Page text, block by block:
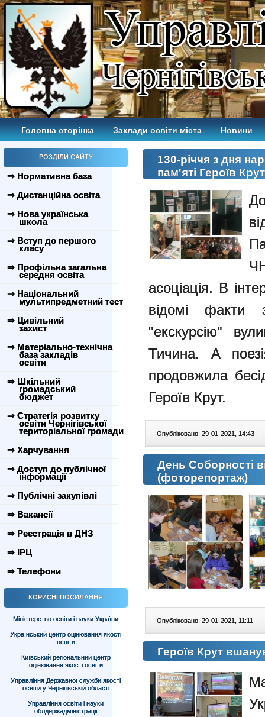
Головна сторінка Заклади освіти міста Новини
РОЗДІЛИ САЙТУ
⇒ Нормативна база
⇒ Дистанційна освіта
⇒ Нова українська
школа
⇒ Вступ до першого
класу
⇒ Профільна загальна
середня освіта
⇒ Національний
мультипредметний тест
⇒ Цивільний
захист
⇒ Матеріально-технічна
база закладів
освіти
⇒ Шкільний
громадський
бюджет
⇒ Стратегія розвитку
освіти Чернігівської
територіальної громади
⇒ Харчування
⇒ Доступ до публічної
інформації
⇒ Публічні закупівлі
⇒ Вакансії
⇒ Реєстрація в ДНЗ
⇒ ІРЦ
⇒ Телефони
КОРИСНІ ПОСИЛАННЯ
Міністерство освіти і науки України
Український центр оцінювання якості
освіти
Київський регіональний центр
оцінювання якості освіти
Управління Державної служби якості
освіти у Чернігівській області
Управління освіти і науки
облдержадміністрації
130-річчя з дня
пам'яті Героїв
асоціація. В
відомі факти
"екскурсію"
Тичина. А
продовжила
Героїв Крут.
Опубліковано: 29-01-2021, 14:43 |
День Соборності
(фоторепортаж)
Опубліковано: 29-01-2021, 11:11 |
Героїв Крут